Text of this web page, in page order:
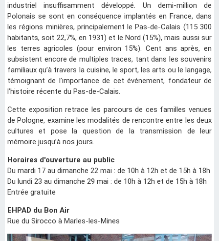
industriel insuffisamment développé. Un demi-million de
Polonais se sont en conséquence implantés en France, dans
les régions minières, principalement le Pas-de-Calais (115 300
habitants, soit 22,7%, en 1931) et le Nord (15%), mais aussi sur
les terres agricoles (pour environ 15%). Cent ans après, en
subsistent encore de multiples traces, tant dans les souvenirs
familiaux qu’à travers la cuisine, le sport, les arts ou le langage,
témoignant de l’importance de cet événement, fondateur de
l’histoire récente du Pas-de-Calais.
Cette exposition retrace les parcours de ces familles venues
de Pologne, examine les modalités de rencontre entre les deux
cultures et pose la question de la transmission de leur
mémoire jusqu’à nos jours.
Horaires d'ouverture au public
Du mardi 17 au dimanche 22 mai : de 10h à 12h et de 15h à 18h
Du lundi 23 au dimanche 29 mai : de 10h à 12h et de 15h à 18h
Entrée gratuite
EHPAD du Bon Air
Rue du Sirocco à Marles-les-Mines